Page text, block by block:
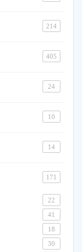
214
405
24
10
14
171
22
41
18
30